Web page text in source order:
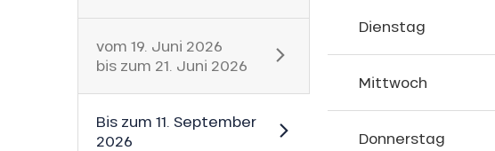
vom 19. Juni 2026
bis zum 21. Juni 2026
Bis zum 11. September
2026
Dienstag
Mittwoch
Donnerstag